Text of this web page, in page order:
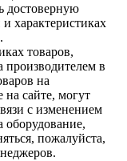
достоверную
характеристиках
товаров,
производителем в
на
на сайте, могут
с изменением
оборудование,
пожалуйста,